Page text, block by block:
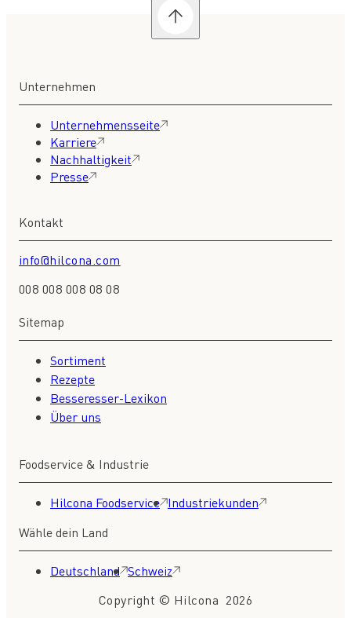
Unternehmen
Unternehmensseite
Karriere
Nachhaltigkeit
Presse
Kontakt
info@hilcona.com
008 008 008 08 08
Sitemap
Sortiment
Rezepte
Besseresser-Lexikon
Über uns
Foodservice & Industrie
Hilcona Foodservice Industriekunden
Wähle dein Land
Deutschland Schweiz
Copyright © Hilcona 2026